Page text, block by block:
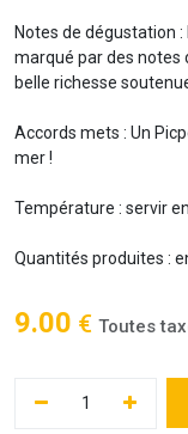
Notes de dégustation
marqué par des notes
belle richesse
Accords mets : Un
mer !
Température : servir
Quantités produites :
9.00 € Toutes